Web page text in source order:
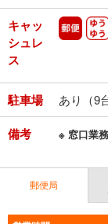
キャッ
シュレ
ス
郵便
駐車場 あり（9
備考 ※ 窓口業
郵便局